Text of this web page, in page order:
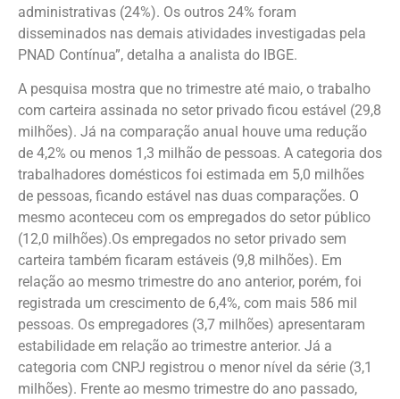
administrativas (24%). Os outros 24% foram
disseminados nas demais atividades investigadas pela
PNAD Contínua”, detalha a analista do IBGE.
A pesquisa mostra que no trimestre até maio, o trabalho
com carteira assinada no setor privado ficou estável (29,8
milhões). Já na comparação anual houve uma redução
de 4,2% ou menos 1,3 milhão de pessoas. A categoria dos
trabalhadores domésticos foi estimada em 5,0 milhões
de pessoas, ficando estável nas duas comparações. O
mesmo aconteceu com os empregados do setor público
(12,0 milhões).Os empregados no setor privado sem
carteira também ficaram estáveis (9,8 milhões). Em
relação ao mesmo trimestre do ano anterior, porém, foi
registrada um crescimento de 6,4%, com mais 586 mil
pessoas. Os empregadores (3,7 milhões) apresentaram
estabilidade em relação ao trimestre anterior. Já a
categoria com CNPJ registrou o menor nível da série (3,1
milhões). Frente ao mesmo trimestre do ano passado,